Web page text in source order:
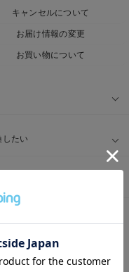
キャンセルについて
お届け情報の変更
お買い物について
したい
する
ャマ 妊娠中期